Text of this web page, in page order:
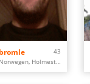
bromle
43
Norwegen, Holmestrand